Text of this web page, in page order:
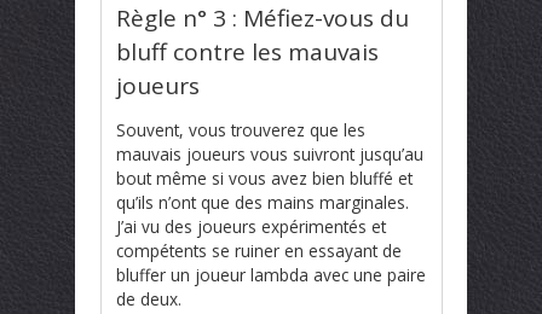
Règle n° 3 : Méfiez-vous du
bluff contre les mauvais
joueurs
Souvent, vous trouverez que les
mauvais joueurs vous suivront jusqu’au
bout même si vous avez bien bluffé et
qu’ils n’ont que des mains marginales.
J’ai vu des joueurs expérimentés et
compétents se ruiner en essayant de
bluffer un joueur lambda avec une paire
de deux.